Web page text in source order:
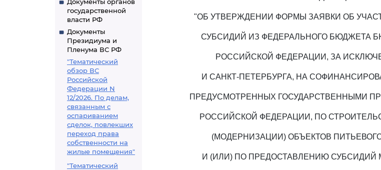
государственной
власти РФ
Документы
Президиума и
Пленума ВС РФ
"Тематический
обзор ВС
Российской
Федерации N
12/2026. По делам,
связанным с
оспариванием
сделок, повлекших
переход права
собственности на
жилые помещения"
"Тематический
"ОБ УТВЕРЖДЕНИИ ФОРМЫ ЗАЯВКИ ОБ
СУБСИДИЙ ИЗ ФЕДЕРАЛЬНОГО БЮДЖЕТА
РОССИЙСКОЙ ФЕДЕРАЦИИ, ЗА
И САНКТ-ПЕТЕРБУРГА, НА
ПРЕДУСМОТРЕННЫХ ГОСУДАРСТВЕННЫМИ
РОССИЙСКОЙ ФЕДЕРАЦИИ, ПО
(МОДЕРНИЗАЦИИ) ОБЪЕКТОВ
И (ИЛИ) ПО ПРЕДОСТАВЛЕНИЮ